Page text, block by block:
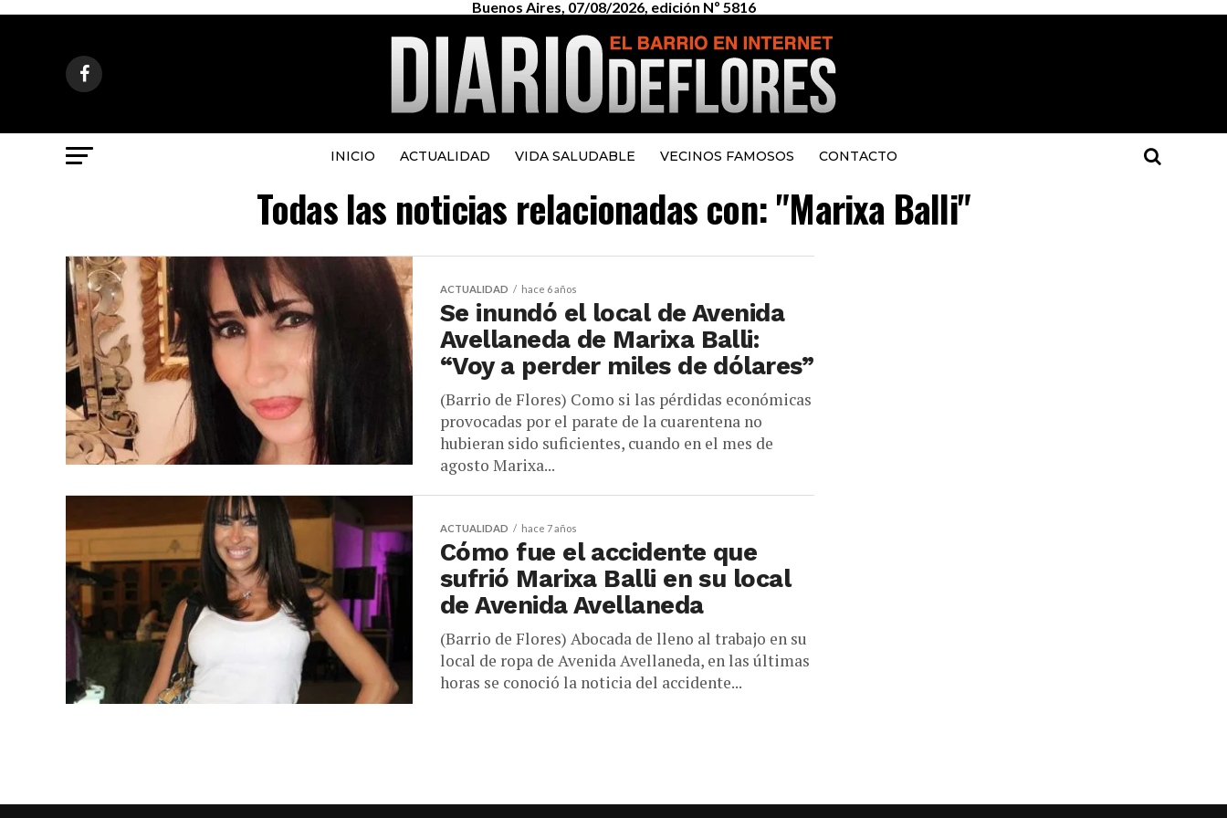
Buenos Aires, 07/08/2026, edición Nº 5816
INICIO ACTUALIDAD VIDA SALUDABLE VECINOS FAMOSOS CONTACTO
Todas las noticias relacionadas con: "Marixa Balli"
ACTUALIDAD hace 6 años
Se inundó el local de Avenida
Avellaneda de Marixa Balli:
“Voy a perder miles de dólares”
(Barrio de Flores) Como si las pérdidas económicas
provocadas por el parate de la cuarentena no
hubieran sido suficientes, cuando en el mes de
agosto Marixa...
ACTUALIDAD hace 7 años
Cómo fue el accidente que
sufrió Marixa Balli en su local
de Avenida Avellaneda
(Barrio de Flores) Abocada de lleno al trabajo en su
local de ropa de Avenida Avellaneda, en las últimas
horas se conoció la noticia del accidente...